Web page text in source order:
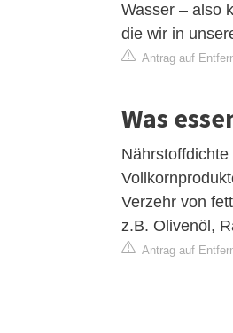
Wasser – also
die wir in
Antrag auf
Was
Verzehr von
z.B. Olivenöl,
Antrag auf